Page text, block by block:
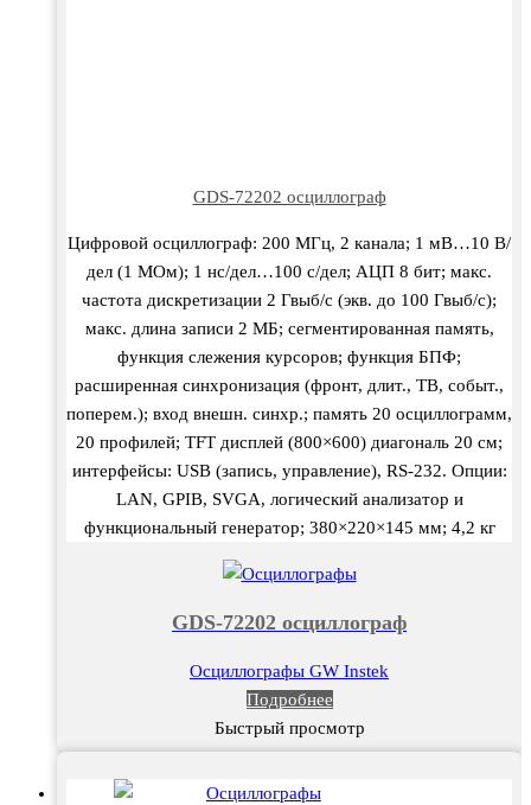
GDS-72202 осциллограф
Цифровой осциллограф: 200 МГц, 2 канала; 1 мВ…10 В/
дел (1 МОм); 1 нс/дел…100 с/дел; АЦП 8 бит; макс.
частота дискретизации 2 Гвыб/с (экв. до 100 Гвыб/с);
макс. длина записи 2 МБ; сегментированная память,
функция слежения курсоров; функция БПФ;
расширенная синхронизация (фронт, длит., ТВ, событ.,
поперем.); вход внешн. синхр.; память 20 осциллограмм,
20 профилей; TFT дисплей (800×600) диагональ 20 см;
интерфейсы: USB (запись, управление), RS-232. Опции:
LAN, GPIB, SVGA, логический анализатор и
функциональный генератор; 380×220×145 мм; 4,2 кг
GDS-72202 осциллограф
Осциллографы GW Instek
Подробнее
Быстрый просмотр